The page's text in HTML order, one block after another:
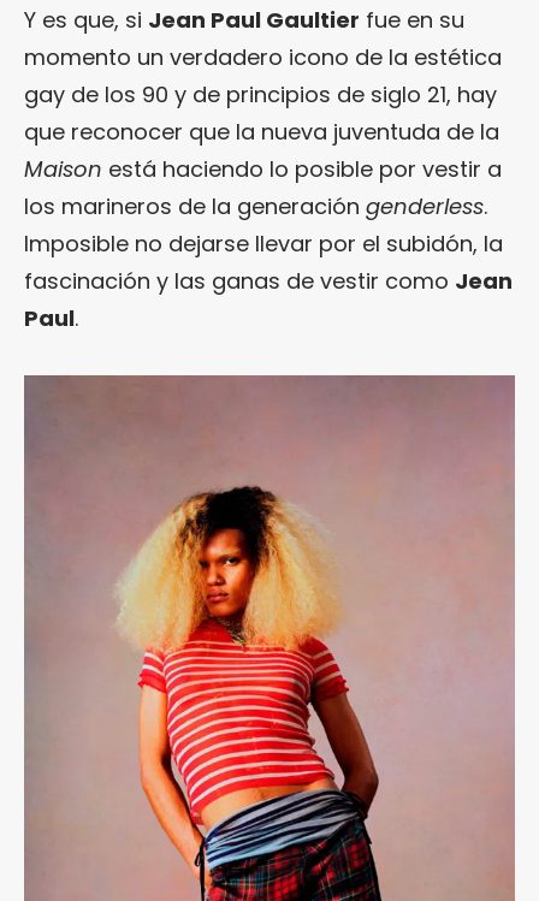
Y es que, si Jean Paul Gaultier fue en su
momento un verdadero icono de la estética
gay de los 90 y de principios de siglo 21, hay
que reconocer que la nueva juventuda de la
Maison está haciendo lo posible por vestir a
los marineros de la generación genderless.
Imposible no dejarse llevar por el subidón, la
fascinación y las ganas de vestir como Jean
Paul.